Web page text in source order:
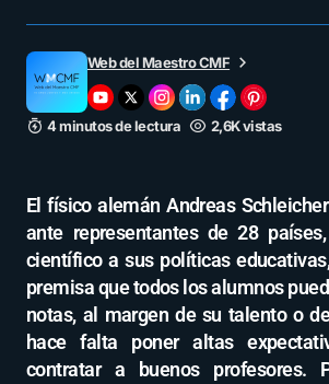
Web del Maestro CMF
4 minutos de lectura 2,6K vistas
El físico alemán Andreas
ante representantes de 28
científico a sus políticas
premisa que todos los alumnos
notas, al margen de su talento o
hace falta poner altas
contratar a buenos profesores.